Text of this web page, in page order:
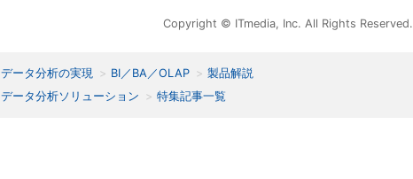
Copyright © ITmedia, Inc. All Rights Reserved.
データ分析の実現 BI／BA／OLAP
製品解説
データ分析ソリューション 特集記事一覧